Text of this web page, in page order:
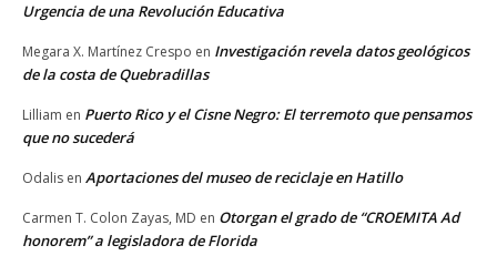
Urgencia de una Revolución Educativa
Megara X. Martínez Crespo en Investigación revela datos geológicos
de la costa de Quebradillas
Lilliam en Puerto Rico y el Cisne Negro: El terremoto que pensamos
que no sucederá
Odalis en Aportaciones del museo de reciclaje en Hatillo
Carmen T. Colon Zayas, MD en Otorgan el grado de “CROEMITA Ad
honorem” a legisladora de Florida